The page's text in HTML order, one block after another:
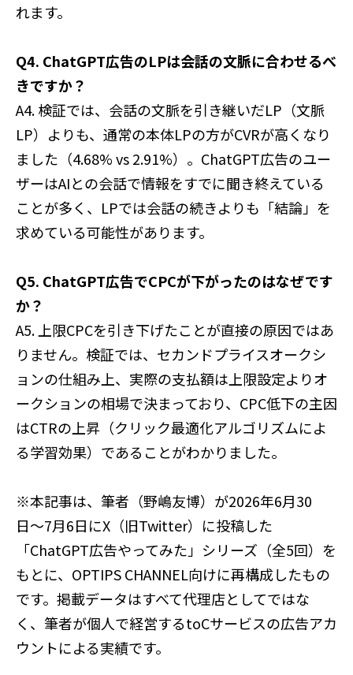
れます。
Q4. ChatGPT広告のLPは会話の文脈に合わせるべ
きですか？
A4. 検証では、会話の文脈を引き継いだLP（文脈
LP）よりも、通常の本体LPの方がCVRが高くなり
ました（4.68% vs 2.91%）。ChatGPT広告のユー
ザーはAIとの会話で情報をすでに聞き終えている
ことが多く、LPでは会話の続きよりも「結論」を
求めている可能性があります。
Q5. ChatGPT広告でCPCが下がったのはなぜです
か？
A5. 上限CPCを引き下げたことが直接の原因ではあ
りません。検証では、セカンドプライスオークシ
ョンの仕組み上、実際の支払額は上限設定よりオ
ークションの相場で決まっており、CPC低下の主因
はCTRの上昇（クリック最適化アルゴリズムによ
る学習効果）であることがわかりました。
※本記事は、筆者（野嶋友博）が2026年6月30
日〜7月6日にX（旧Twitter）に投稿した
「ChatGPT広告やってみた」シリーズ（全5回）を
もとに、OPTIPS CHANNEL向けに再構成したもの
です。掲載データはすべて代理店としてではな
く、筆者が個人で経営するtoCサービスの広告アカ
ウントによる実績です。